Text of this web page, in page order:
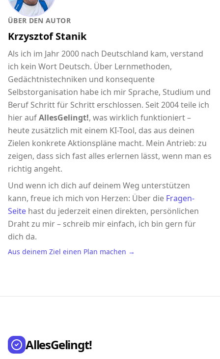
ÜBER DEN AUTOR
Krzysztof Stanik
Als ich im Jahr 2000 nach Deutschland kam, verstand
ich kein Wort Deutsch. Über Lernmethoden,
Gedächtnistechniken und konsequente
Selbstorganisation habe ich mir Sprache, Studium und
Beruf Schritt für Schritt erschlossen. Seit 2004 teile ich
hier aufAllesGelingt!, was wirklich funktioniert –
heute zusätzlich mit einem KI-Tool, das aus deinen
Zielen konkrete Aktionspläne macht. Mein Antrieb: zu
zeigen, dass sich fast alles erlernen lässt, wenn man es
richtig angeht.
Und wenn ich dich auf deinem Weg unterstützen
kann, freue ich mich von Herzen: Über die Fragen-
Seite hast du jederzeit einen direkten, persönlichen
Draht zu mir – schreib mir einfach, ich bin gern für
dich da.
Aus deinem Ziel einen Plan machen →
AllesGelingt!